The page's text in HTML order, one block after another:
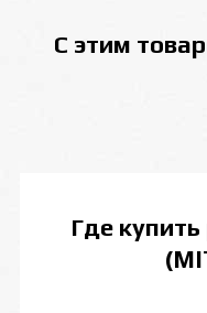
С этим
Где купить